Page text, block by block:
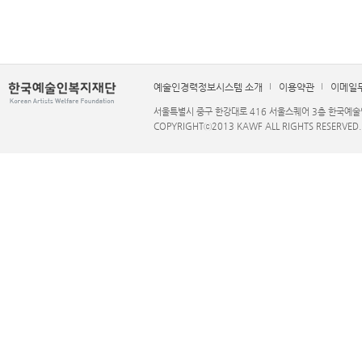
예술인경력정보시스템 소개 이용약관 이메일
서울특별시 중구 한강대로 416 서울스퀘어 3층 한국
COPYRIGHTⓒ2013 KAWF ALL RIGHTS RESERVED.